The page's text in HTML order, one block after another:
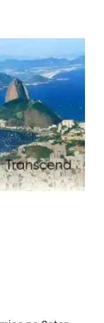
limpo, no entanto,
interesse chinês